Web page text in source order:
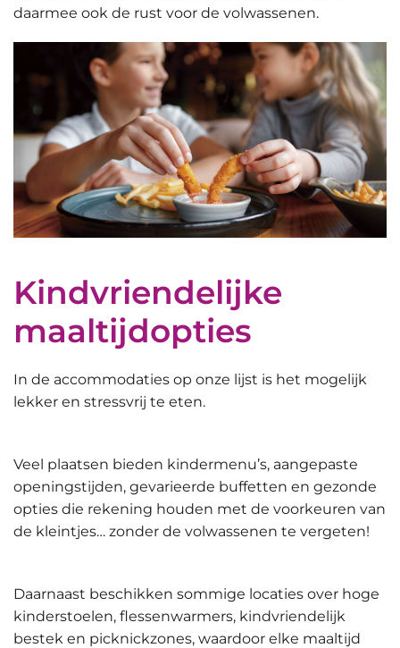
daarmee ook de rust voor de volwassenen.
Kindvriendelijke
maaltijdopties
In de accommodaties op onze lijst is het mogelijk
lekker en stressvrij te eten.
Veel plaatsen bieden kindermenu’s, aangepaste
openingstijden, gevarieerde buffetten en gezonde
opties die rekening houden met de voorkeuren van
de kleintjes… zonder de volwassenen te vergeten!
Daarnaast beschikken sommige locaties over hoge
kinderstoelen, flessenwarmers, kindvriendelijk
bestek en picknickzones, waardoor elke maaltijd